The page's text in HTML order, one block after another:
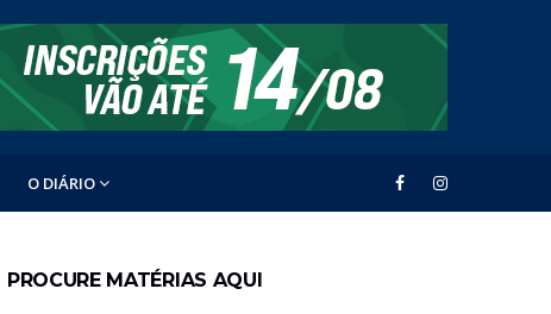
O DIÁRIO
PROCURE MATÉRIAS AQUI